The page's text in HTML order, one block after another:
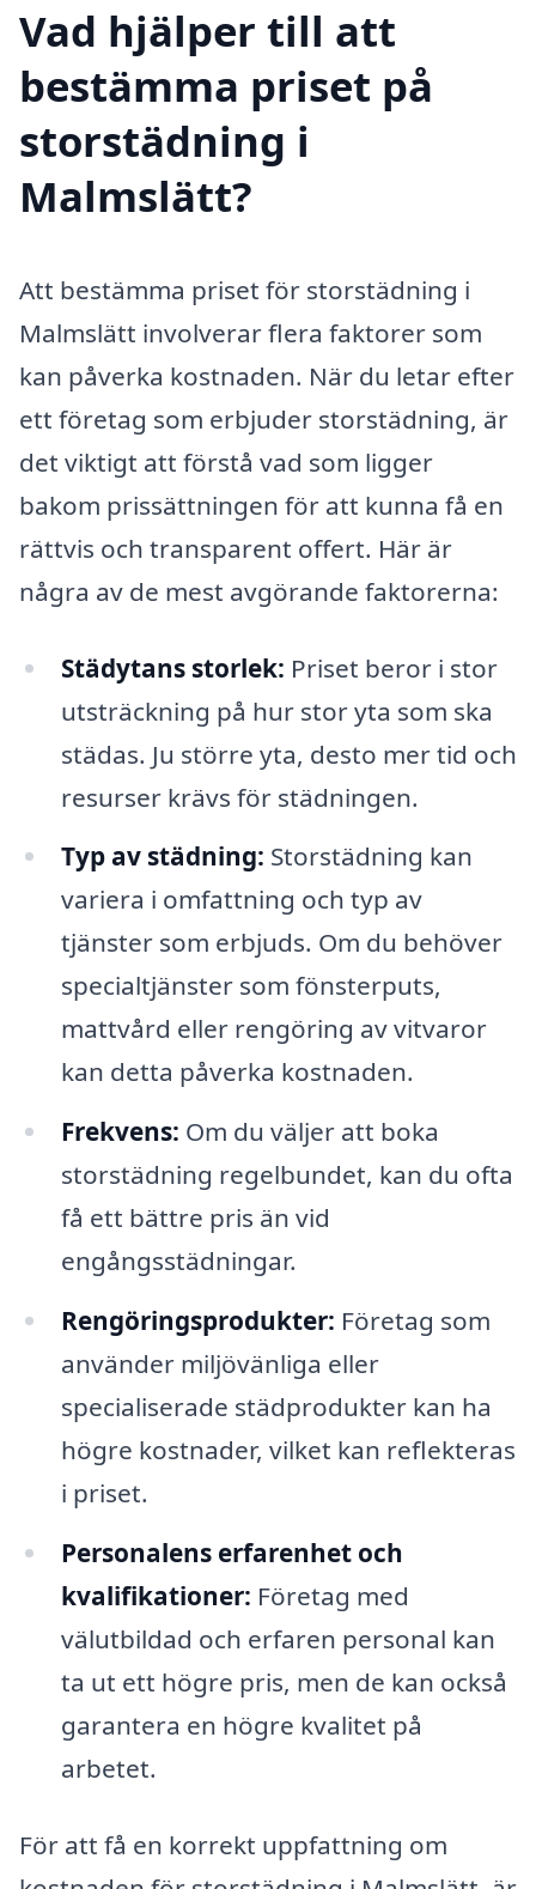
Vad hjälper till att
bestämma priset på
storstädning i
Malmslätt?
Att bestämma priset för storstädning i
Malmslätt involverar flera faktorer som
kan påverka kostnaden. När du letar efter
ett företag som erbjuder storstädning, är
det viktigt att förstå vad som ligger
bakom prissättningen för att kunna få en
rättvis och transparent offert. Här är
några av de mest avgörande faktorerna:
Städytans storlek: Priset beror i stor
utsträckning på hur stor yta som ska
städas. Ju större yta, desto mer tid och
resurser krävs för städningen.
Typ av städning: Storstädning kan
variera i omfattning och typ av
tjänster som erbjuds. Om du behöver
specialtjänster som fönsterputs,
mattvård eller rengöring av vitvaror
kan detta påverka kostnaden.
Frekvens: Om du väljer att boka
storstädning regelbundet, kan du ofta
få ett bättre pris än vid
engångsstädningar.
Rengöringsprodukter: Företag som
använder miljövänliga eller
specialiserade städprodukter kan ha
högre kostnader, vilket kan reflekteras
i priset.
Personalens erfarenhet och
kvalifikationer: Företag med
välutbildad och erfaren personal kan
ta ut ett högre pris, men de kan också
garantera en högre kvalitet på
arbetet.
För att få en korrekt uppfattning om